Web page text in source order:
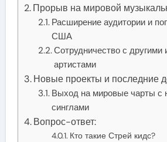
Прорыв на мировой
Расширение аудитории и
США
Сотрудничество с другими
артистами
Новые проекты и последние
Выход на мировые чарты с
синглами
Вопрос-ответ:
Кто такие Стрей кидс?